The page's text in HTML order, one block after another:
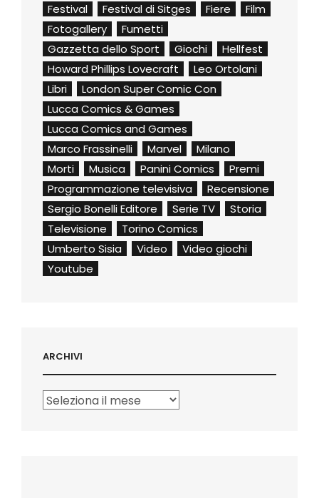
Festival
Festival di Sitges Fiere
Film
Fotogallery
Fumetti
Gazzetta dello Sport
Giochi
Hellfest
Howard Phillips Lovecraft
Leo Ortolani
Libri
London Super Comic Con
Lucca Comics & Games
Lucca Comics and Games
Marco Frassinelli
Marvel
Milano
Morti
Musica Panini Comics
Premi
Programmazione televisiva
Recensione
Sergio Bonelli Editore
Serie TV
Storia
Televisione
Torino Comics
Umberto Sisia
Video
Video giochi
Youtube
ARCHIVI
Archivi